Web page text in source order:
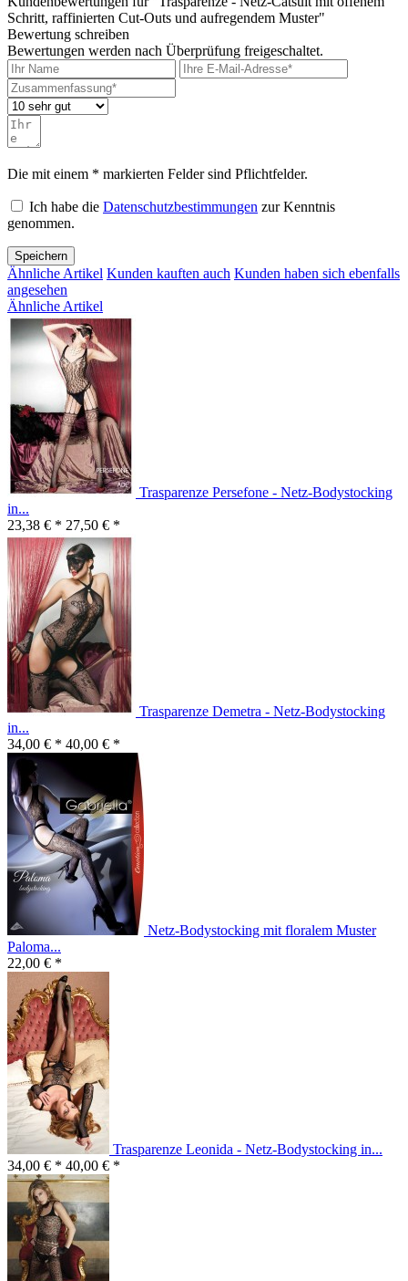
Schritt, raffinierten Cut-Outs und aufregendem Muster"
Bewertung schreiben
Bewertungen werden nach Überprüfung freigeschaltet.
Die mit einem * markierten Felder sind Pflichtfelder.
Ich habe die Datenschutzbestimmungen zur Kenntnis
genommen.
Speichern
Ähnliche Artikel Kunden kauften auch Kunden haben sich ebenfalls
angesehen
Ähnliche Artikel
Trasparenze Persefone - Netz-Bodystocking
in...
23,38 € * 27,50 € *
Trasparenze Demetra - Netz-Bodystocking
in...
34,00 € * 40,00 € *
Netz-Bodystocking mit floralem Muster
Paloma...
22,00 € *
Trasparenze Leonida - Netz-Bodystocking in...
34,00 € * 40,00 € *